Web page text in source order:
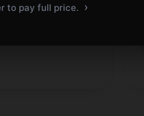
to pay full price. ›